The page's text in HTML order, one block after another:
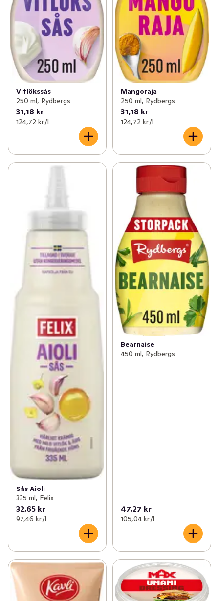
Vitlökssås
250 ml, Rydbergs
31,18 kr
124,72 kr /l
Mangoraja
250 ml, Rydbergs
31,18 kr
124,72 kr /l
Sås Aioli
335 ml, Felix
32,65 kr
97,46 kr /l
Bearnaise
450 ml, Rydbergs
47,27 kr
105,04 kr /l